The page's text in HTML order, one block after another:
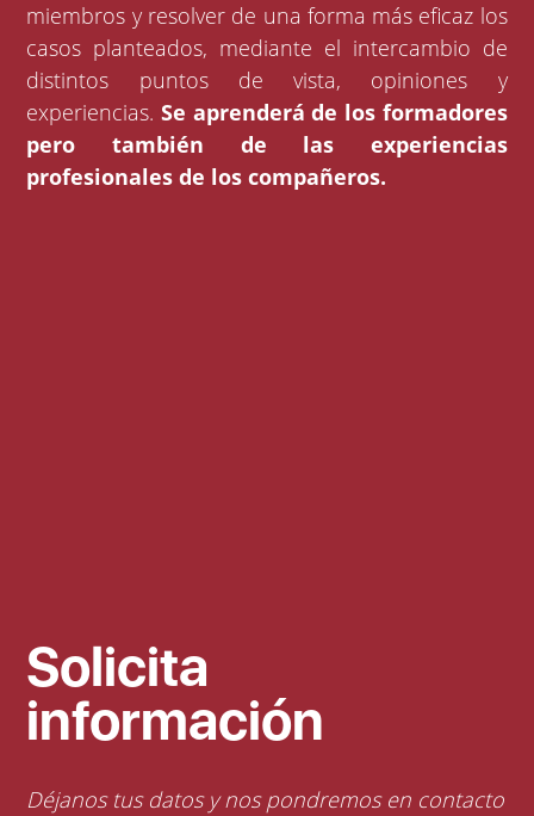
miembros y resolver de una forma más eficaz los
casos planteados, mediante el intercambio de
distintos puntos de vista, opiniones y
experiencias.Se aprenderá de los formadores
pero también de las experiencias
profesionales de los compañeros.
Solicita
información
Déjanos tus datos y nos pondremos en contacto